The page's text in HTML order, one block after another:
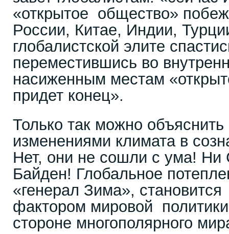
«открытое общество»
России, Китае, Индии,
глобалистской элите
переместившись во
насиженным местам
придет конец».
Только так можно
изменениями климата в
Нет, они не сошли с ума!
Байден! Глобальное
«генерал Зима»,
фактором мировой
стороне многополярного